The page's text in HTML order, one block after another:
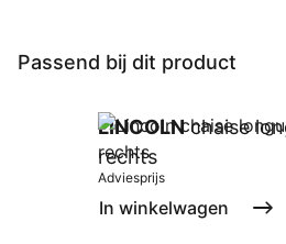
Passend bij dit product
LINCOLNchaise
rechts
Adviesprijs
In winkelwagen